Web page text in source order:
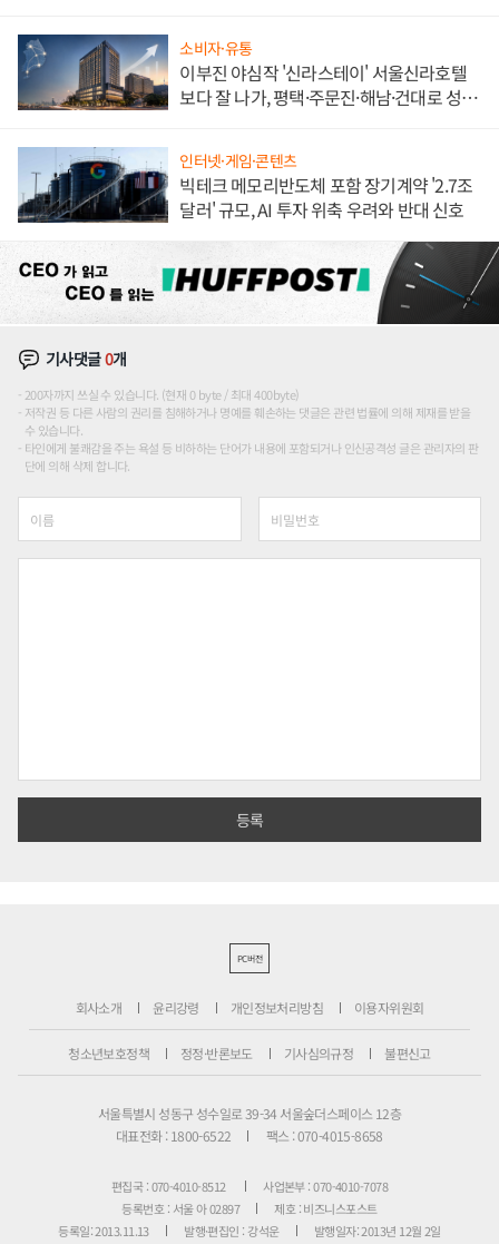
소비자·유통
이부진 야심작 '신라스테이' 서울신라호텔
보다 잘 나가, 평택·주문진·해남·건대로 성
인터넷·게임·콘텐츠
빅테크 메모리반도체 포함 장기계약 '2.7조
달러' 규모, AI 투자 위축 우려와 반대 신호
기사댓글0개
200자까지 쓰실 수 있습니다. (현재 0 byte / 최대 400byte)
저작권 등 다른 사람의 권리를 침해하거나 명예를 훼손하는 댓글은 관련 법률에 의해 제재를 받을
수 있습니다.
타인에게 불쾌감을 주는 욕설 등 비하하는 단어가 내용에 포함되거나 인신공격성 글은 관리자의 판
단에 의해 삭제 합니다.
PC버전
회사소개 윤리강령 개인정보처리방침 이용자위원회
청소년보호정책 정정·반론보도 기사심의규정 불편신고
서울특별시 성동구 성수일로 39-34 서울숲더스페이스 12층
대표전화 : 1800-6522
팩스 : 070-4015-8658
편집국 : 070-4010-8512
사업본부 : 070-4010-7078
등록번호 : 서울 아 02897
제호 : 비즈니스포스트
등록일: 2013.11.13
발행·편집인 : 강석운 발행일자: 2013년 12월 2일